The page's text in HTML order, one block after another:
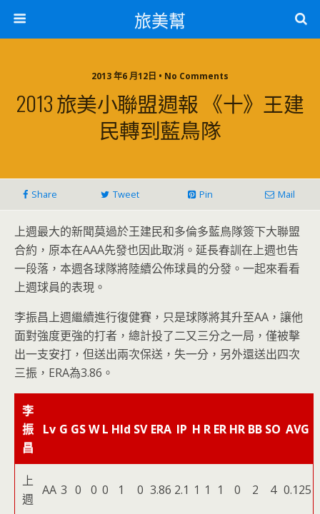
旅美幫
2013 年6 月12日 • No Comments
2013 旅美小聯盟週報 《十》王建
民轉到藍鳥隊
Share Tweet Pin Mail
上週最大的新聞莫過於王建民和多倫多藍鳥隊簽下大聯盟
合約，原本在AAA先發也因此取消。延長春訓在上週也告
一段落，本週各球隊將陸續公佈球員的分發。一起來看看
上週球員的表現。
李振昌上週繼續進行復健賽，只是球隊將其升至AA，讓他
面對強度更強的打者，總計投了二又三分之一局，僅被擊
出一支安打，但送出兩次保送，失一分，另外還送出四次
三振，ERA為3.86。
李
振
昌
Lv G GSW L Hld SV ERA IP H R ER HR BB SO AVG
上
週
AA 3 0 0 0 1 0 3.86 2.1 1 1 1 0 2 4 0.125